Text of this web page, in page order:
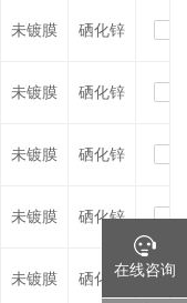
未镀膜 硒化锌
未镀膜 硒化锌
未镀膜 硒化锌
未镀膜 硒化锌
未镀膜 硒化锌在线咨询